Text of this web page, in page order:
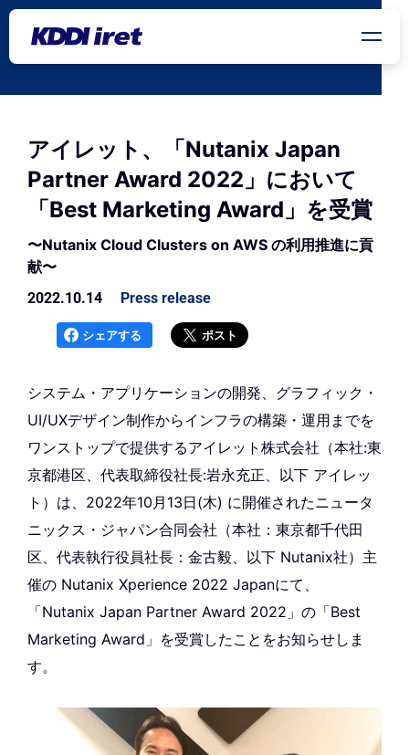
メインコンテンツにスキップ
アイレット、「Nutanix Japan
Partner Award 2022」において
「Best Marketing Award」を受賞
〜Nutanix Cloud Clusters on AWS の利用推進に貢
献〜
2022.10.14 Press release
シェアする ポスト
システム・アプリケーションの開発、グラフィック・
UI/UXデザイン制作からインフラの構築・運用までを
ワンストップで提供するアイレット株式会社（本社:東
京都港区、代表取締役社長:岩永充正、以下 アイレッ
ト）は、2022年10月13日(木) に開催されたニュータ
ニックス・ジャパン合同会社（本社：東京都千代田
区、代表執行役員社長：金古毅、以下 Nutanix社）主
催の Nutanix Xperience 2022 Japanにて、
「Nutanix Japan Partner Award 2022」の「Best
Marketing Award」を受賞したことをお知らせしま
す。